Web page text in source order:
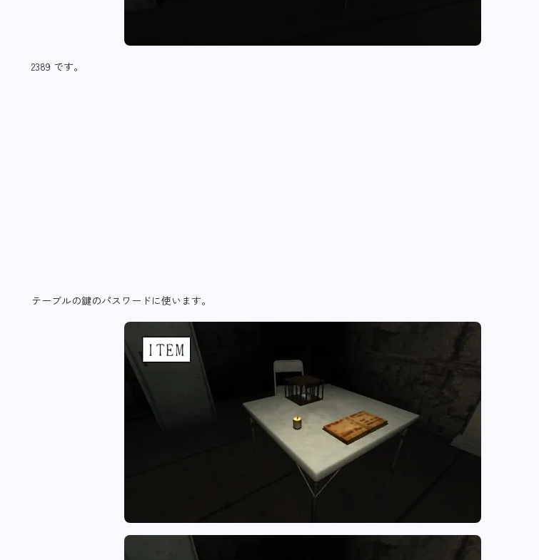
2389 です。
テーブルの鍵のパスワードに使います。